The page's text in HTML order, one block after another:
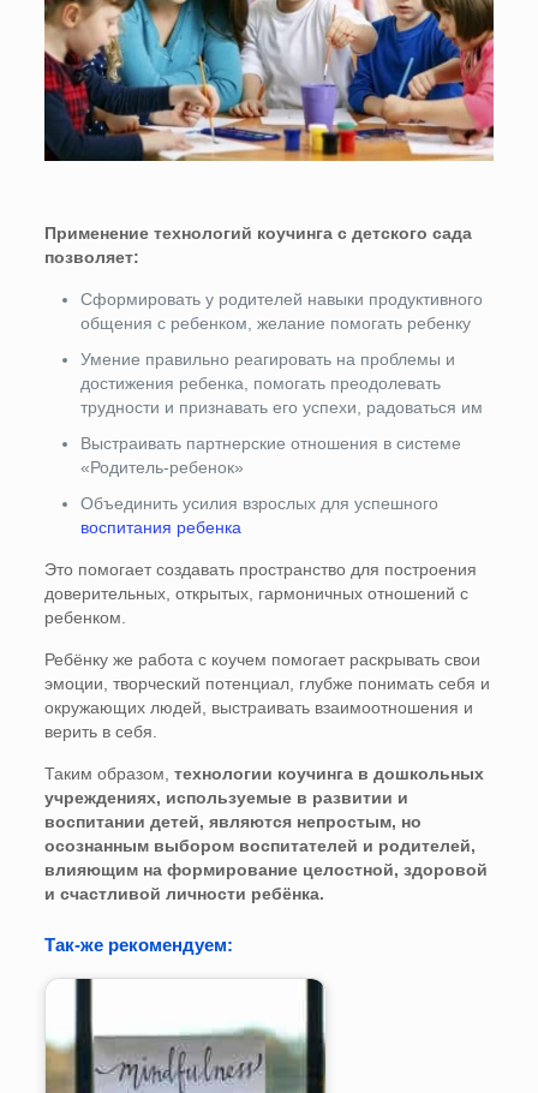
Применение технологий коучинга с детского сада
позволяет:
Сформировать у родителей навыки продуктивного
общения с ребенком, желание помогать ребенку
Умение правильно реагировать на проблемы и
достижения ребенка, помогать преодолевать
трудности и признавать его успехи, радоваться им
Выстраивать партнерские отношения в системе
«Родитель-ребенок»
Объединить усилия взрослых для успешного
воспитания ребенка
Это помогает создавать пространство для построения
доверительных, открытых, гармоничных отношений с
ребенком.
Ребёнку же работа с коучем помогает раскрывать свои
эмоции, творческий потенциал, глубже понимать себя и
окружающих людей, выстраивать взаимоотношения и
верить в себя.
Таким образом, технологии коучинга в дошкольных
учреждениях, используемые в развитии и
воспитании детей, являются непростым, но
осознанным выбором воспитателей и родителей,
влияющим на формирование целостной, здоровой
и счастливой личности ребёнка.
Так-же рекомендуем: